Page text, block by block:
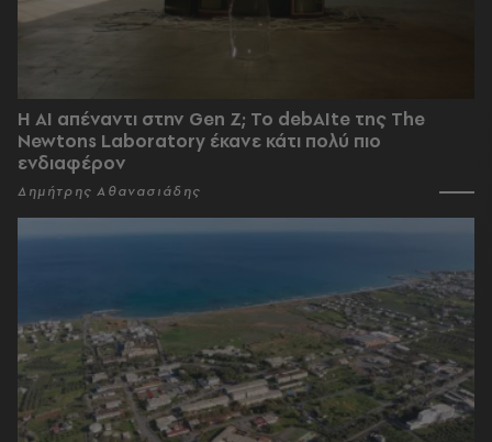
Η AI απέναντι στην Gen Z; Το debAIte της The
Newtons Laboratory έκανε κάτι πολύ πιο
ενδιαφέρον
Δημήτρης Αθανασιάδης